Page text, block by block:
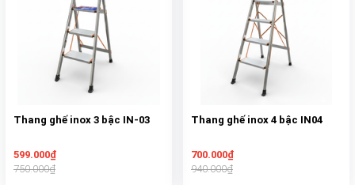
Thang ghế inox 3 bậc IN-03
599.000₫
750.000₫
Thang ghế inox 4 bậc IN04
700.000₫
940.000₫